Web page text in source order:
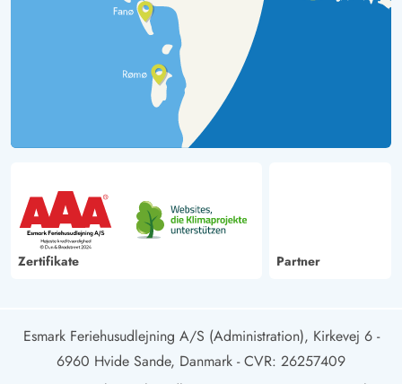
Zertifikate Partner
Esmark Feriehusudlejning A/S (Administration), Kirkevej 6 -
6960 Hvide Sande, Danmark - CVR: 26257409